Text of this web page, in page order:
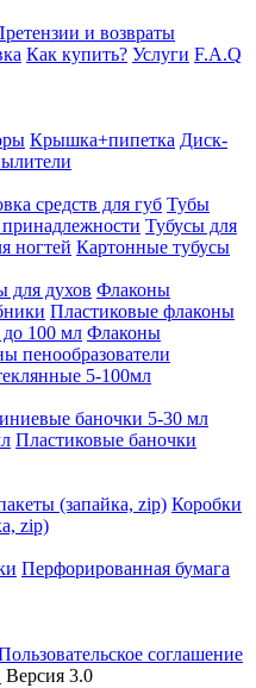
и возвраты
Как купить? Услуги F.A.Q
Крышка+пипетка Диск-
средств для губ Тубы
Тубусы для
ногтей Картонные тубусы
для духов Флаконы
Пластиковые флаконы
100 мл Флаконы
пенообразователи
5-100мл
баночки 5-30 мл
Пластиковые баночки
(запайка, zip) Коробки
zip)
Перфорированная бумага
соглашение
Версия 3.0